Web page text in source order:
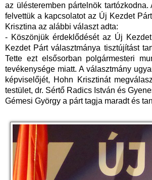
az ülésteremben pártelnök
felvettük a kapcsolatot az Új Kezdet
Krisztina az alábbi választ adta:
- Köszönjük érdeklődését az Új
Kezdet Párt választmánya tisztújítást
Tette ezt elsősorban polgármesteri
tevékenysége miatt. A választmány
képviselőjét, Hohn Krisztinát
testület, dr. Sértő Radics István és
Gémesi György a párt tagja maradt és